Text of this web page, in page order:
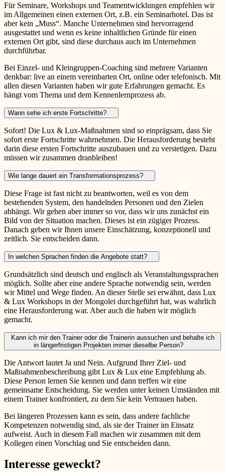
Für Seminare, Workshops und Teamentwicklungen empfehlen wir
im Allgemeinen einen externen Ort, z.B. ein Seminarhotel. Das ist
aber kein „Muss“. Manche Unternehmen sind hervorragend
ausgestattet und wenn es keine inhaltlichen Gründe für einen
externen Ort gibt, sind diese durchaus auch im Unternehmen
durchführbar.
Bei Einzel- und Kleingruppen-Coaching sind mehrere Varianten
denkbar: live an einem vereinbarten Ort, online oder telefonisch. Mit
allen diesen Varianten haben wir gute Erfahrungen gemacht. Es
hängt vom Thema und dem Kennenlernprozess ab.
Wann sehe ich erste Fortschritte?
Sofort! Die Lux & Lux-Maßnahmen sind so einprägsam, dass Sie
sofort erste Fortschritte wahrnehmen. Die Herausforderung besteht
darin diese ersten Fortschritte auszubauen und zu verstetigen. Dazu
müssen wir zusammen dranbleiben!
Wie lange dauert ein Transformationsprozess?
Diese Frage ist fast nicht zu beantworten, weil es von dem
bestehenden System, den handelnden Personen und den Zielen
abhängt. Wir gehen aber immer so vor, dass wir uns zunächst ein
Bild von der Situation machen. Dieses ist ein zügiger Prozess.
Danach geben wir Ihnen unsere Einschätzung, konzeptionell und
zeitlich. Sie entscheiden dann.
In welchen Sprachen finden die Angebote statt?
Grundsätzlich sind deutsch und englisch als Veranstaltungssprachen
möglich. Sollte aber eine andere Sprache notwendig sein, werden
wir Mittel und Wege finden. An dieser Stelle sei erwähnt, dass Lux
& Lux Workshops in der Mongolei durchgeführt hat, was wahrlich
eine Herausforderung war. Aber auch die haben wir möglich
gemacht.
Kann ich mir den Trainer oder die Trainerin aussuchen und behalte ich
in längerfristigen Projekten immer dieselbe Person?
Die Antwort lautet Ja und Nein. Aufgrund Ihrer Ziel- und
Maßnahmenbeschreibung gibt Lux & Lux eine Empfehlung ab.
Diese Person lernen Sie kennen und dann treffen wir eine
gemeinsame Entscheidung. Sie werden unter keinen Umständen mit
einem Trainer konfrontiert, zu dem Sie kein Vertrauen haben.
Bei längeren Prozessen kann es sein, dass andere fachliche
Kompetenzen notwendig sind, als sie der Trainer im Einsatz
aufweist. Auch in diesem Fall machen wir zusammen mit dem
Kollegen einen Vorschlag und Sie entscheiden dann.
Interesse geweckt?